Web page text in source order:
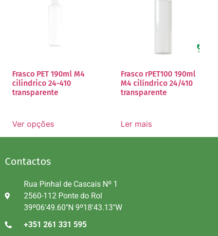
Frasco PET 190ml M4
cilindrico 24-410
transparente
Ver opções
Frasco rPET100 190ml
M4 cilíndrico 24/410
transparente
Ler mais
Contactos
Rua Pinhal de Cascais Nº 1
2560-112 Ponte do Rol
39º06'49.60"N 9º18'43.13"W
+351 261 331 595